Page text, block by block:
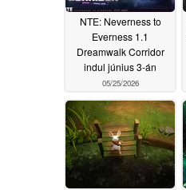
NTE: Neverness to
Everness 1.1
Dreamwalk Corridor
indul június 3-án
05/25/2026